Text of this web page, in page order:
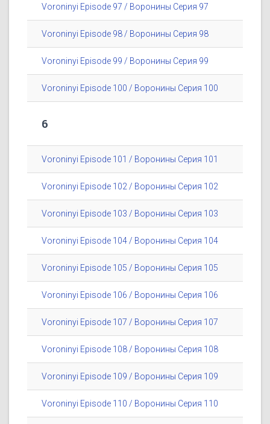
Voroninyi Episode 97 / Воронины Серия 97
Voroninyi Episode 98 / Воронины Серия 98
Voroninyi Episode 99 / Воронины Серия 99
Voroninyi Episode 100 / Воронины Серия 100
6
Voroninyi Episode 101 / Воронины Серия 101
Voroninyi Episode 102 / Воронины Серия 102
Voroninyi Episode 103 / Воронины Серия 103
Voroninyi Episode 104 / Воронины Серия 104
Voroninyi Episode 105 / Воронины Серия 105
Voroninyi Episode 106 / Воронины Серия 106
Voroninyi Episode 107 / Воронины Серия 107
Voroninyi Episode 108 / Воронины Серия 108
Voroninyi Episode 109 / Воронины Серия 109
Voroninyi Episode 110 / Воронины Серия 110